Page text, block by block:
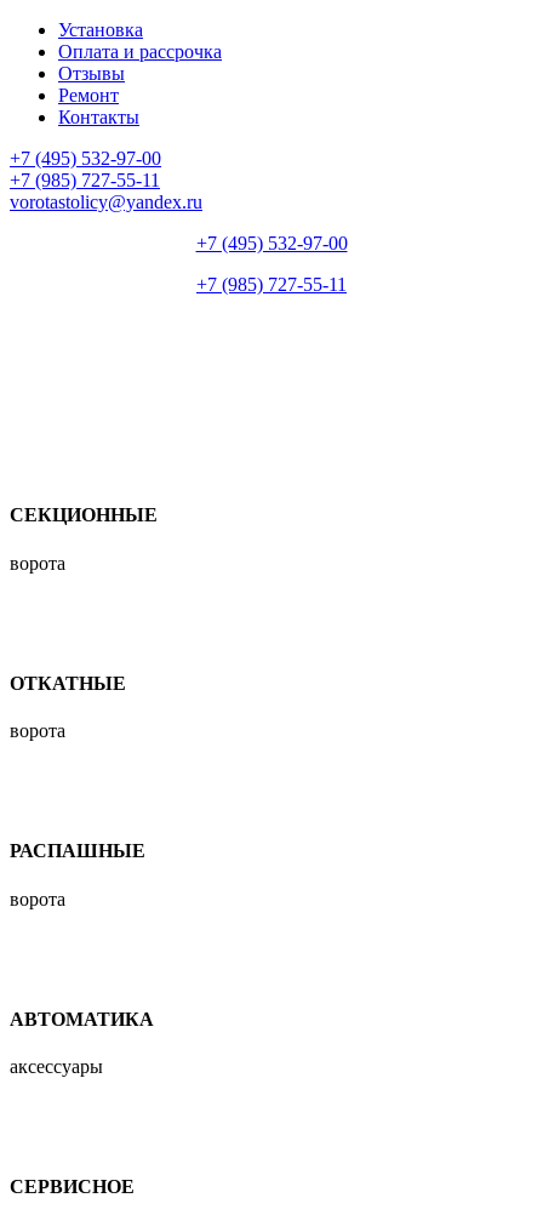
Установка
Оплата и рассрочка
Отзывы
Ремонт
Контакты
+7 (495) 532-97-00
+7 (985) 727-55-11
vorotastolicy@yandex.ru
+7 (495) 532-97-00
+7 (985) 727-55-11
СЕКЦИОННЫЕ
ворота
ОТКАТНЫЕ
ворота
РАСПАШНЫЕ
ворота
АВТОМАТИКА
аксессуары
СЕРВИСНОЕ